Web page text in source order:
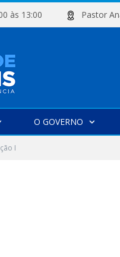
às 13:00 Pastor
O GOVERNO
I